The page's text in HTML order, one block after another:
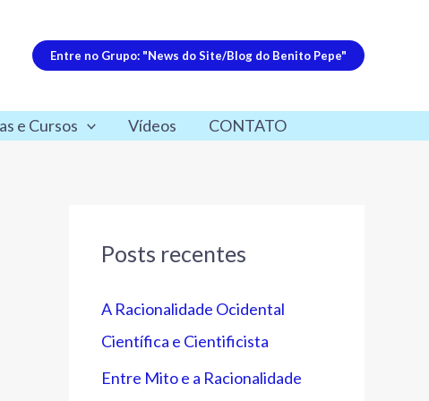
Entre no Grupo: "News do Site/Blog do Benito Pepe"
e Cursos Vídeos CONTATO
Posts recentes
A Racionalidade Ocidental
Científica e Cientificista
Entre Mito e a Racionalidade